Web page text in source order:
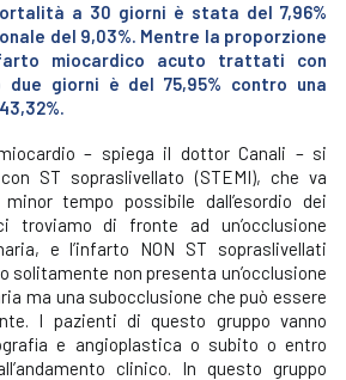
a 30 giorni è stata del 7,96%
del 9,03%. Mentre la proporzione
miocardico acuto trattati con
due giorni è del 75,95% contro una
– spiega il dottor Canali – si
ST sopraslivellato (STEMI), che va
tempo possibile dall’esordio dei
troviamo di fronte ad un’occlusione
e l’infarto NON ST sopraslivellati
solitamente non presenta un’occlusione
ma una subocclusione che può essere
I pazienti di questo gruppo vanno
e angioplastica o subito o entro
clinico. In questo gruppo